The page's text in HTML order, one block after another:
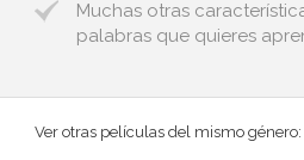
Muchas otras
palabras que quieres
Ver otras películas del mismo género: